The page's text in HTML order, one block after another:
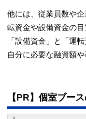
他には、従業員数や
転資金や設備資金の
「設備資金」と「運
自分に必要な融資額
【PR】個室ブー